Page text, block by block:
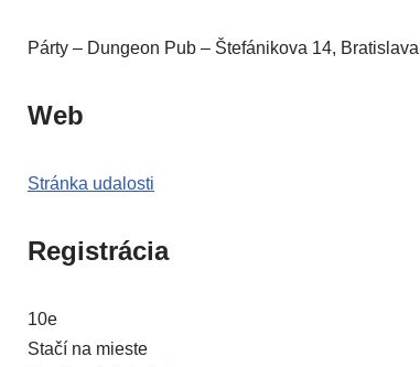
Párty – Dungeon Pub – Štefánikova 14, Bratislava
Web
Stránka uda­los­ti
Registrácia
10e
Stačí na mieste